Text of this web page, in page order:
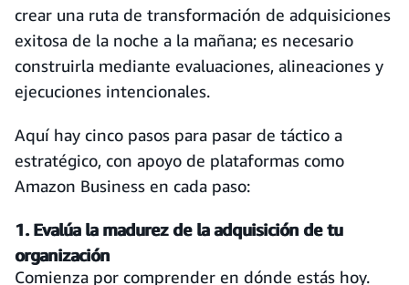
crear una ruta de transformación de adquisiciones
exitosa de la noche a la mañana; es necesario
construirla mediante evaluaciones, alineaciones y
ejecuciones intencionales.
Aquí hay cinco pasos para pasar de táctico a
estratégico, con apoyo de plataformas como
Amazon Business en cada paso:
1. Evalúa la madurez de la adquisición de tu
organización
Comienza por comprender en dónde estás hoy.